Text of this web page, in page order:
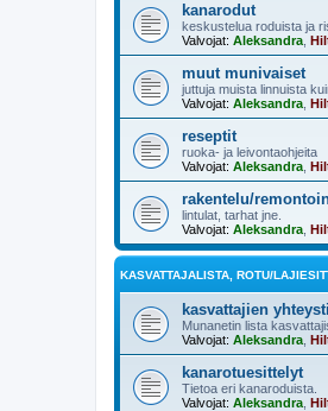
kanarodut
keskustelua roduista ja
Valvojat: Aleksandra
muut munivaiset
juttuja muista linnuista
Valvojat: Aleksandra
reseptit
ruoka- ja leivontaohjeita
Valvojat: Aleksandra
rakentelu/
lintulat, tarhat jne.
Valvojat: Aleksandra
KASVATTAJALISTA, ROTU/
kasvattajien
Munanetin lista
Valvojat: Aleksandra
kanarotuesittelyt
Tietoa eri kanaroduista.
Valvojat: Aleksandra